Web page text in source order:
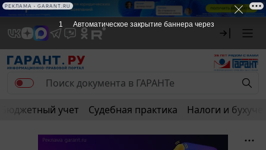
Бюджетный учет Судебная практика Налоги и
1 Автоматическое закрытие баннера через
РЕКЛАМА • GARANT.RU